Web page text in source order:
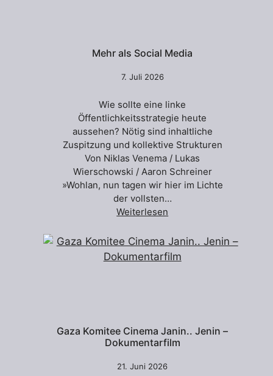
Mehr als Social Media
7. Juli 2026
Wie sollte eine linke
Öffentlichkeitsstrategie heute
aussehen? Nötig sind inhaltliche
Zuspitzung und kollektive Strukturen
Von Niklas Venema / Lukas
Wierschowski / Aaron Schreiner
»Wohlan, nun tagen wir hier im Lichte
der vollsten…
Weiterlesen
Gaza Komitee Cinema Janin.. Jenin –
Dokumentarfilm
21. Juni 2026